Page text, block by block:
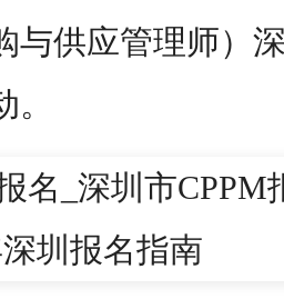
与供应管理师）